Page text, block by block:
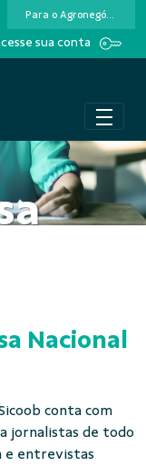
Para o Agronegócio
sua conta
Nacional
conta com
jornalistas de todo
e entrevistas